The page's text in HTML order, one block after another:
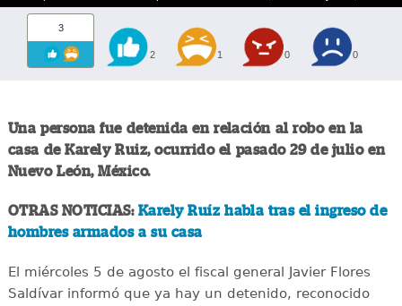
3
2 1 0 0
Una persona fue detenida en relación al robo en la
casa de Karely Ruiz, ocurrido el pasado 29 de julio en
Nuevo León, México.
OTRAS NOTICIAS: Karely Ruíz habla tras el ingreso de
hombres armados a su casa
El miércoles 5 de agosto el fiscal general Javier Flores
Saldívar informó que ya hay un detenido, reconocido